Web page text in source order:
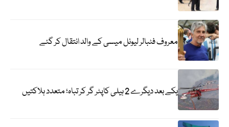
معروف فٹبالر لیونل میسی کے والد انتقال کر گئے
یکے بعد دیگرے 2 ہیلی کاپٹر گر کر تباہ؛ متعدد ہلاکتیں